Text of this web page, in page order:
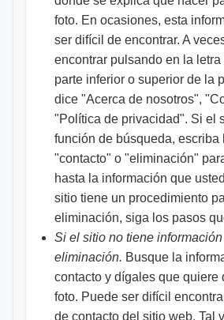
foto. En ocasiones, esta
ser difícil de encontrar. A
encontrar pulsando en la
parte inferior o superior de la
dice "Acerca de nosotros",
"Política de privacidad". Si el
función de búsqueda, escriba
"contacto" o "eliminación"
hasta la información que
sitio tiene un procedimiento
eliminación, siga los pasos
Si el sitio no tiene
eliminación. Busque la
contacto y dígales que quiere
foto. Puede ser difícil
de contacto del sitio web. Tal